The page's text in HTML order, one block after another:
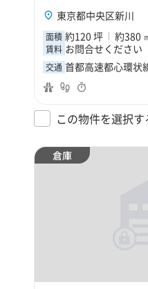
東京都中央区新川
面積 約120 坪 約380
賃料 お問合せください
交通 首都高速都心環
この物件を選択す
倉庫